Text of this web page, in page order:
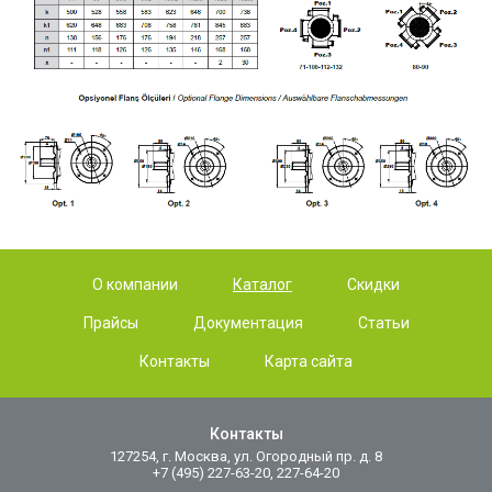
О компании Каталог Скидки
Прайсы Документация Статьи
Контакты Карта сайта
Контакты
127254, г. Москва, ул. Огородный пр. д. 8
+7 (495) 227-63-20, 227-64-20